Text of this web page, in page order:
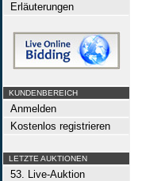
Erläuterungen
KUNDENBEREICH
Anmelden
Kostenlos registrieren
LETZTE AUKTIONEN
53. Live-Auktion